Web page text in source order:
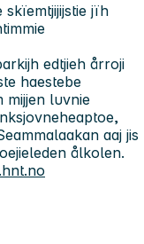
skïemtjijijstie jïh
edtjieh årroji
haestebe
mijjen luvnie
aaj jis
ålkolen.